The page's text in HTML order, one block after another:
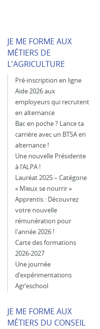
JE ME FORME AUX
MÉTIERS DE
L'AGRICULTURE
Pré-inscription en ligne
Aide 2026 aux
employeurs qui recrutent
en alternance
Bac en poche ? Lance ta
carrière avec un BTSA en
alternance !
Une nouvelle Présidente
à l’ALPA !
Lauréat 2025 – Catégorie
« Mieux se nourrir »
Apprentis : Découvrez
votre nouvelle
rémunération pour
l'année 2026 !
Carte des formations
2026-2027
Une journée
d’expérimentations
Agr’eschool
JE ME FORME AUX
MÉTIERS DU CONSEIL